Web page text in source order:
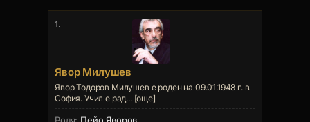
1.
Явор Милушев
Явор Тодоров Милушев е роден на 09.01.1948 г. в
София. Учил е рад... [още]